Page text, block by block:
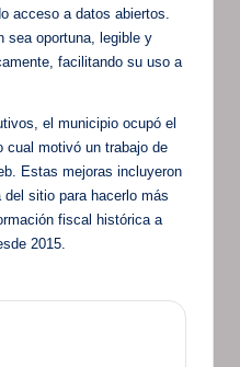
acceso a datos abiertos.
sea oportuna, legible y
facilitando su uso a
el municipio ocupó el
cual motivó un trabajo de
Estas mejoras incluyeron
sitio para hacerlo más
fiscal histórica a
2015.